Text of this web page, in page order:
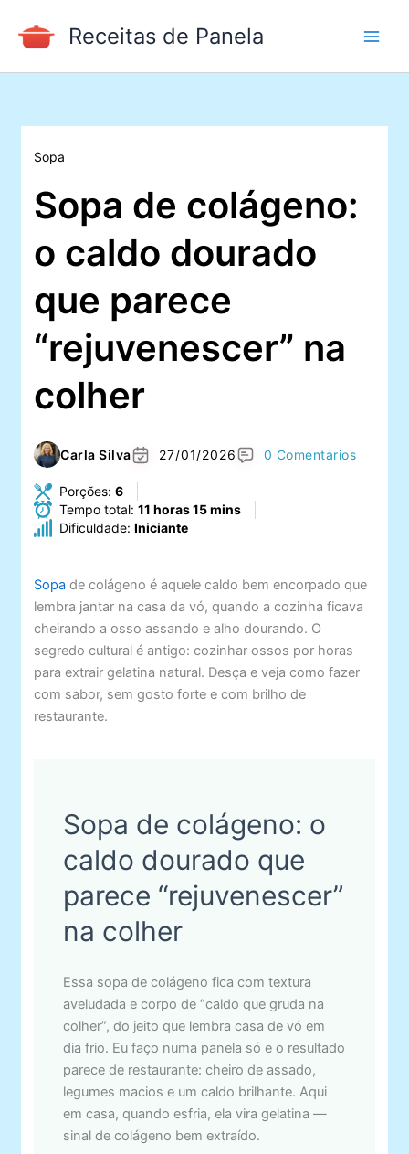
para
conteúdo
Receitas de Panela
Sopa
Sopa de colágeno:
o caldo dourado
que parece
“rejuvenescer” na
colher
Carla Silva 27/01/2026 0 Comentários
Porções:6
Tempo total:11 horas 15 mins
Dificuldade:Iniciante
Sopa de colágeno é aquele caldo bem encorpado que
lembra jantar na casa da vó, quando a cozinha ficava
cheirando a osso assando e alho dourando. O
segredo cultural é antigo: cozinhar ossos por horas
para extrair gelatina natural. Desça e veja como fazer
com sabor, sem gosto forte e com brilho de
restaurante.
Sopa de colágeno: o
caldo dourado que
parece “rejuvenescer”
na colher
Essa sopa de colágeno fica com textura
aveludada e corpo de “caldo que gruda na
colher”, do jeito que lembra casa de vó em
dia frio. Eu faço numa panela só e o resultado
parece de restaurante: cheiro de assado,
legumes macios e um caldo brilhante. Aqui
em casa, quando esfria, ela vira gelatina —
sinal de colágeno bem extraído.